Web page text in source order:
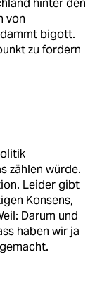
hinter den
von
bigott.
zu fordern
zählen würde.
Leider gibt
Konsens,
Darum und
haben wir ja